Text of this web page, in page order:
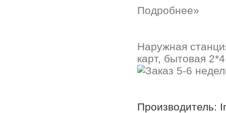
Подробнее»
Наружная
карт, бытовая 2*4
Производитель: